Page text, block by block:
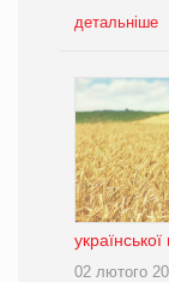
детальніше
02 лютого